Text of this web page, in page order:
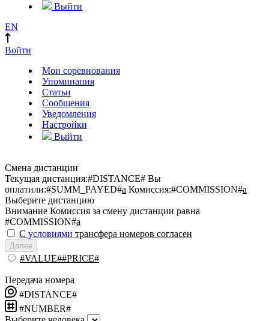
Выйти
EN
Войти
Мои соревнования
Упоминания
Статьи
Сообщения
Уведомления
Настройки
Выйти
Смена дистанции
Текущая дистанция:#DISTANCE# Вы
оплатили:#SUMM_PAYED#a Комиссия:#COMMISSION#a
Выберите дистанцию
Внимание Комиссия за смену дистанции равна
#COMMISSION#a
С условиями трансфера номеров согласен
Далее
#VALUE##PRICE#
Передача номера
#DISTANCE#
#NUMBER#